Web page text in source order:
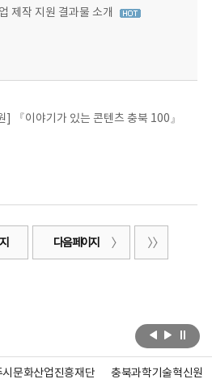
제작 지원 결과물 소개
『이야기가 있는 콘텐츠 충북 100』
다음 페이지
시문화산업진흥재단 충북과학기술혁신원